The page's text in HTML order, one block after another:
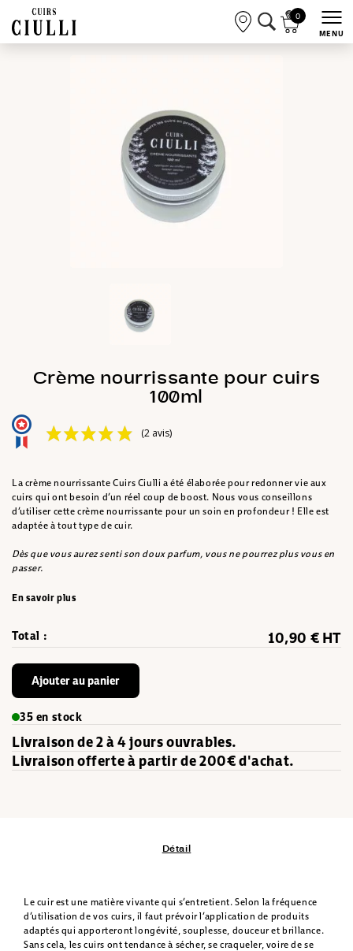
0
MENU
Crème nourrissante pour cuirs
100ml
(2 avis)
La crème nourrissante Cuirs Ciulli a été élaborée pour redonner vie aux
cuirs qui ont besoin d’un réel coup de boost. Nous vous conseillons
d’utiliser cette crème nourrissante pour un soin en profondeur ! Elle est
adaptée à tout type de cuir.
Dès que vous aurez senti son doux parfum, vous ne pourrez plus vous en
passer.
En savoir plus
Total : 10,90 € HT
Ajouter au panier
35 en stock
Livraison de 2 à 4 jours ouvrables.
Livraison offerte à partir de 200€ d'achat.
Détail
Le cuir est une matière vivante qui s’entretient. Selon la fréquence
d’utilisation de vos cuirs, il faut prévoir l’application de produits
adaptés qui apporteront longévité, souplesse, douceur et brillance.
Sans cela, les cuirs ont tendance à sécher, se craqueler, voire de se